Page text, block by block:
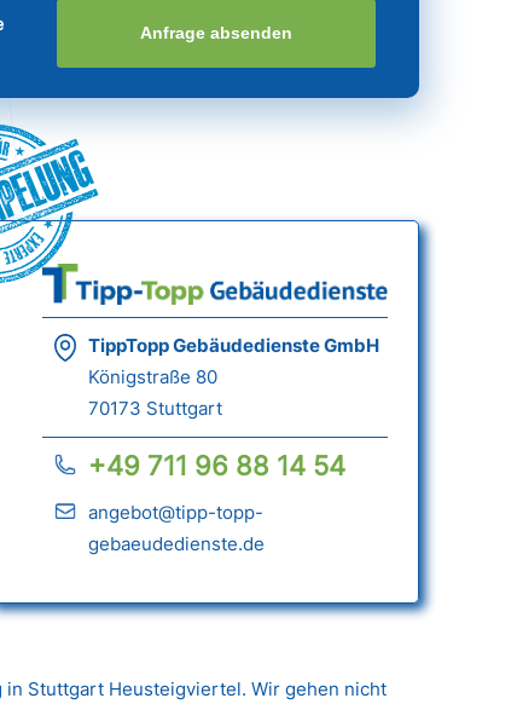
Anfrage absenden
TippTopp Gebäudedienste GmbH
Königstraße 80
70173 Stuttgart
+49 711 96 88 14 54
angebot@tipp-topp-
gebaeudedienste.de
Stuttgart Heusteigviertel. Wir gehen nicht